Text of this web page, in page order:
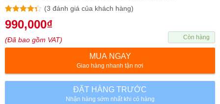
4.33 trên 5
dựa trên
3
đánh giá
(3 đánh giá của khách hàng)
990,000₫
(Đã bao gồm VAT) Còn hàng
MUA NGAY
Giao hàng nhanh tận nơi
ĐẶT HÀNG TRƯỚC
Nhận hàng sớm nhất khi có hàng